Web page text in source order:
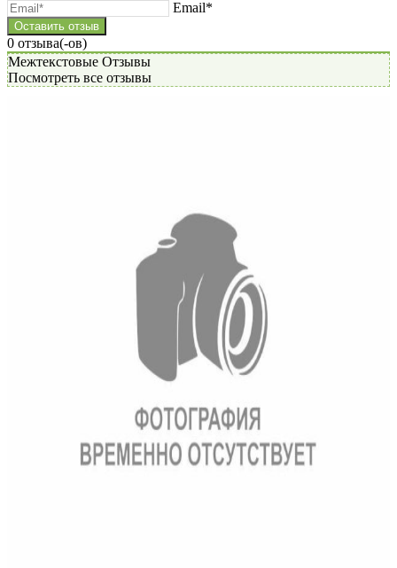
Email*
0 отзывa(-ов)
Межтекстовые Отзывы
Посмотреть все отзывы